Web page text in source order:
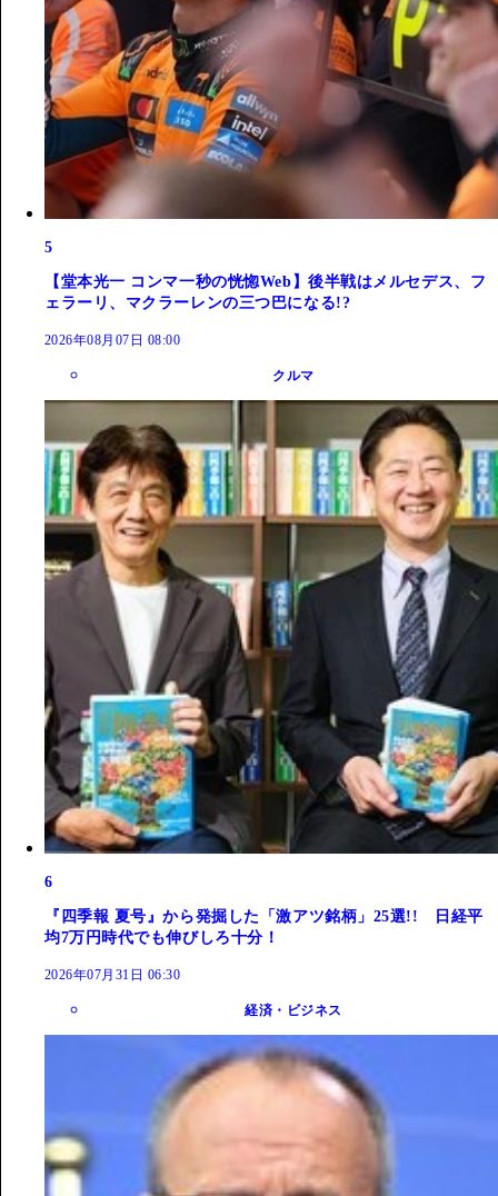
5
【堂本光一 コンマ一秒の恍惚Web】後半戦はメルセデス、フ
ェラーリ、マクラーレンの三つ巴になる!?
2026年08月07日 08:00
クルマ
6
『四季報 夏号』から発掘した「激アツ銘柄」25選!! 日経平
均7万円時代でも伸びしろ十分！
2026年07月31日 06:30
経済・ビジネス